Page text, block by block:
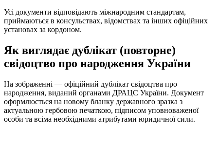
Усі документи відповідають міжнародним стандартам,
приймаються в консульствах, відомствах та інших офіційних
установах за кордоном.
Як виглядає дублікат (повторне)
свідоцтво про народження України
На зображенні — офіційний дублікат свідоцтва про
народження, виданий органами ДРАЦС України. Документ
оформлюється на новому бланку державного зразка з
актуальною гербовою печаткою, підписом уповноваженої
особи та всіма необхідними атрибутами юридичної сили.